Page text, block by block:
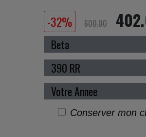
-32% 600.00
Conserver mon